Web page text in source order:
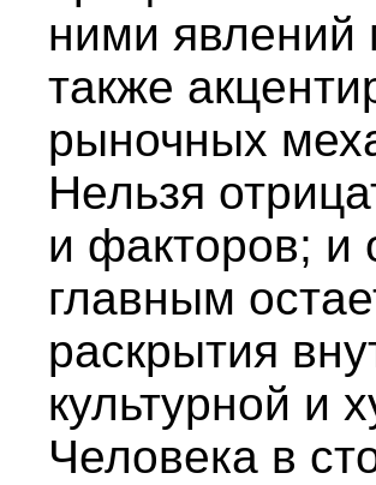
ними явлений
также
рыночных
Нельзя
и факторов;
главным
раскрытия
культурной и
Человека в